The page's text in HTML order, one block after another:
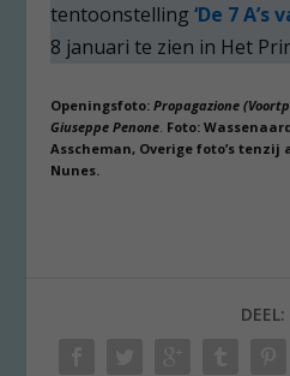
tentoonstelling‘De 7 A’s
8 januari te zien in Het
Openingsfoto:Propagazione
Giuseppe Penone Foto:
Asscheman, Overige foto’s
Nunes.
DEEL: